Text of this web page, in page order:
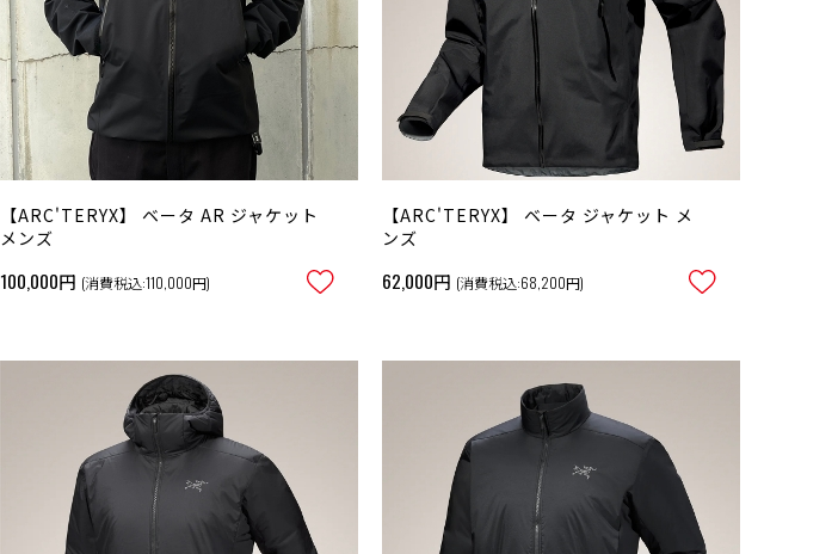
【ARC'TERYX】 ベータ AR ジャケット
メンズ
100,000円 (消費税込:110,000円)
【ARC'TERYX】 ベータ ジャケット メ
ンズ
62,000円 (消費税込:68,200円)